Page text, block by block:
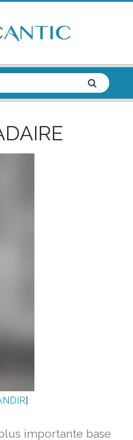
]
importante base